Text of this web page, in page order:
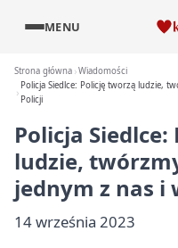
MENU
Strona główna Wiadomości
Policja Siedlce: Policję tworzą ludzie,
Policji
Policja
ludzie,
jednym z nas i
14 września 2023